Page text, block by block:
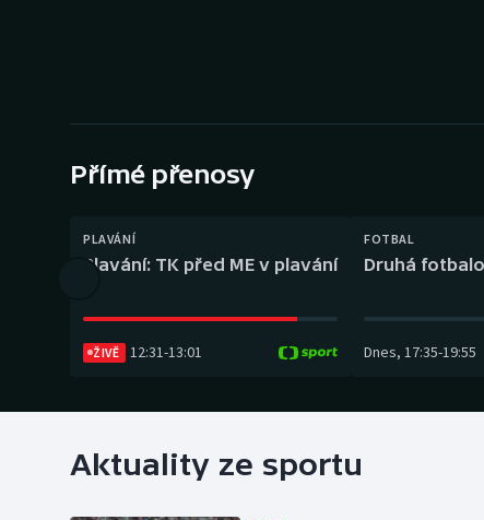
Gymnastika
Přímé přenosy
PLAVÁNÍ
Plavání: TK před ME v plavání
ŽIVĚ 12:31-13:01
FOTBAL
Druhá
Dnes, 17:35-19:55
Aktuality ze sportu